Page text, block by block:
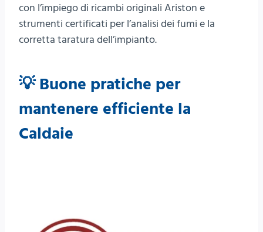
con l’impiego di ricambi originali Ariston e
strumenti certificati per l’analisi dei fumi e la
corretta taratura dell’impianto.
💡 Buone pratiche per
mantenere efficiente la
Caldaie